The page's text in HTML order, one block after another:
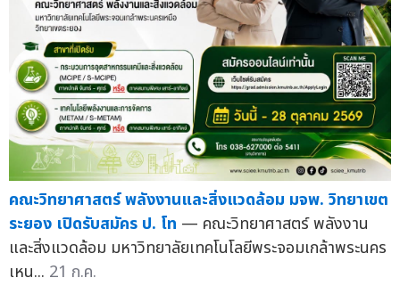
คณะวิทยาศาสตร์ พลังงานและสิ่งแวดล้อม มจพ. วิทยาเขต
ระยอง เปิดรับสมัคร ป. โท — คณะวิทยาศาสตร์ พลังงาน
และสิ่งแวดล้อม มหาวิทยาลัยเทคโนโลยีพระจอมเกล้าพระนคร
เหน... 21 ก.ค.